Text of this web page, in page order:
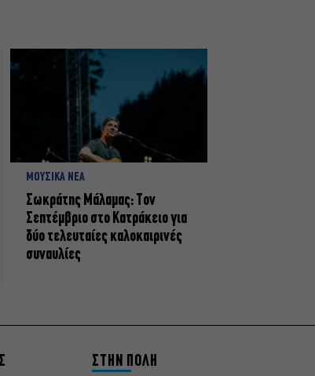
ΜΟΥΣΙΚΑ ΝΕΑ
Σωκράτης Μάλαμας: Τον
Σεπτέμβριο στο Κατράκειο για
δύο τελευταίες καλοκαιρινές
συναυλίες
ΣΤΗΝ ΠΟΛΗ